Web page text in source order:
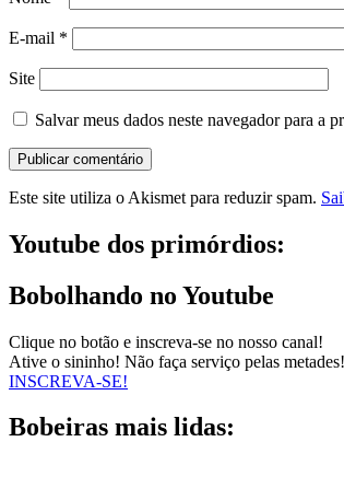
E-mail *
Site
Salvar meus dados neste navegador para a
Este site utiliza o Akismet para reduzir spam.
Youtube dos primórdios:
Bobolhando no Youtube
Clique no botão e inscreva-se no nosso canal!
Ative o sininho! Não faça serviço pelas metades!
INSCREVA-SE!
Bobeiras mais lidas: